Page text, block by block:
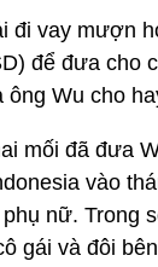
đi vay mượn
để đưa cho
Wu cho
mối đã đưa
vào
nữ. Trong
gái và đôi